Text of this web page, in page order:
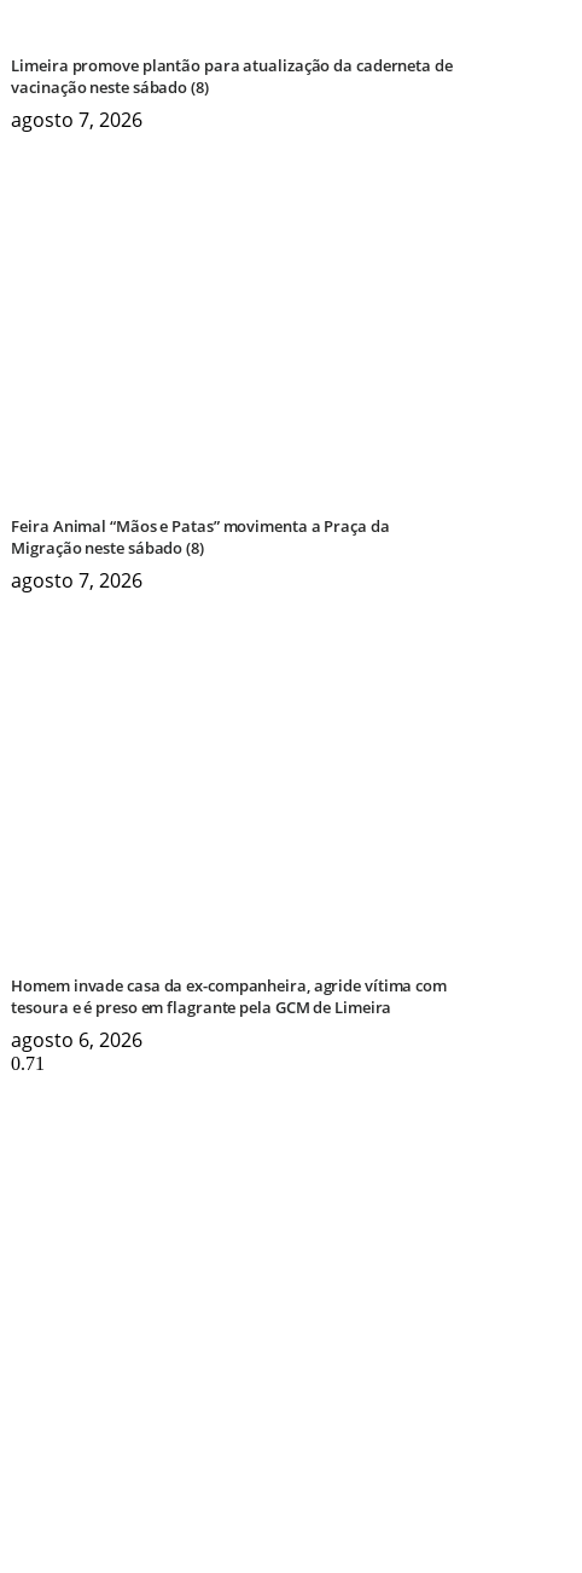
Limeira promove plantão para atualização da caderneta de
vacinação neste sábado (8)
agosto 7, 2026
Feira Animal “Mãos e Patas” movimenta a Praça da
Migração neste sábado (8)
agosto 7, 2026
Homem invade casa da ex-companheira, agride vítima com
tesoura e é preso em flagrante pela GCM de Limeira
agosto 6, 2026